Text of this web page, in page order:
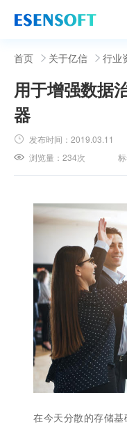
首页
睿治
解决方案
伙伴
社区
关于亿信
400-0011-866
首页 关于亿信 行业
用于增强数据
器
发布时间：2019.03.11
浏览量：234次
在今天分散的存储